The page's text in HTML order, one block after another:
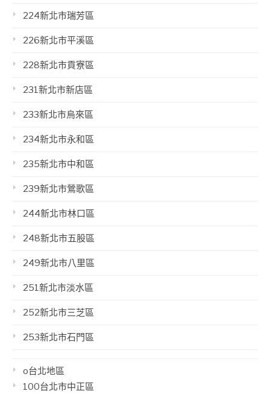
224新北市瑞芳區
226新北市平溪區
228新北市貢寮區
231新北市新店區
233新北市烏來區
234新北市永和區
235新北市中和區
239新北市鶯歌區
244新北市林口區
248新北市五股區
249新北市八里區
251新北市淡水區
252新北市三芝區
253新北市石門區
o台北地區
100台北市中正區